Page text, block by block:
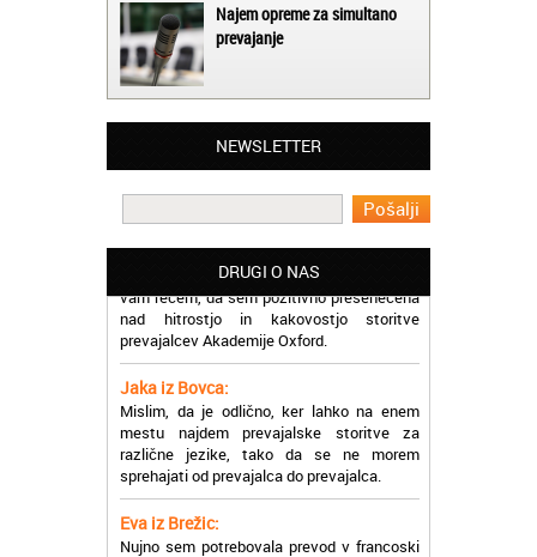
Najem opreme za simultano
prevajanje
NEWSLETTER
DRUGI O NAS
Matjaž iz Ajdovščine:
Lahko pohvalim vse zaposlene v Akademiji
Oxford, ker so resnično profesionalni in
prevajalske storitve opravljajo hitro in
Martina iz Bleda:
Potrebovala sem prevajanje iz
nad hitrostjo in kakovostjo storitve
prevajalcev Akademije Oxford.
Jaka iz Bovca:
Mislim, da je odlično, ker lahko na enem
mestu najdem prevajalske storitve za
različne jezike, tako da se ne morem
sprehajati od prevajalca do prevajalca.
Eva iz Brežic:
Nujno sem potrebovala prevod v francoski
jezik, na spletu sem našla Oxford, jih
poklicala in v roku nekaj ur sem po